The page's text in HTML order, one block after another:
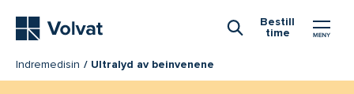
Bestill
time
Indremedisin Ultralyd av beinvenene